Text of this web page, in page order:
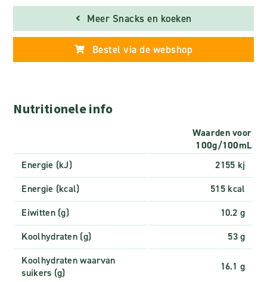
Meer Snacks en koeken
Bestel via de webshop
Nutritionele info
Waarden voor
100g/100mL
Energie (kJ)
2155 kj
Energie (kcal)
515 kcal
Eiwitten (g)
10.2 g
Koolhydraten (g)
53 g
Koolhydraten waarvan
suikers (g)
16.1 g